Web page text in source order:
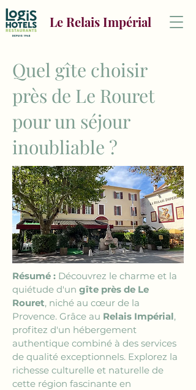
Le Relais Impérial
Quel gîte choisir
près de Le Rouret
pour un séjour
inoubliable ?
Résumé : Découvrez le charme et la
quiétude d'un gîte près de Le
Rouret, niché au cœur de la
Provence. Grâce au Relais Impérial,
profitez d'un hébergement
authentique combiné à des services
de qualité exceptionnels. Explorez la
richesse culturelle et naturelle de
cette région fascinante en